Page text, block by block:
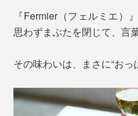
『Fermier（フェルミエ）
思わずまぶたを閉じて、言
その味わいは、まさに“おっ